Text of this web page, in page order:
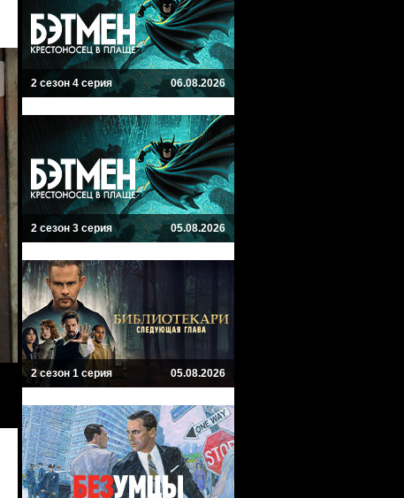
2 сезон 4 серия 06.08.2026
2 сезон 3 серия 05.08.2026
2 сезон 1 серия 05.08.2026